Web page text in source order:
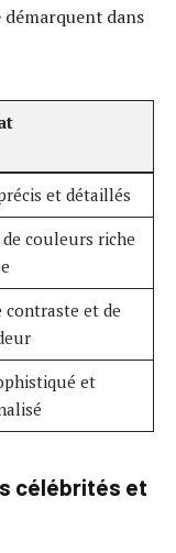
démarquent dans
et détaillés
couleurs riche
contraste et de
et
célébrités et